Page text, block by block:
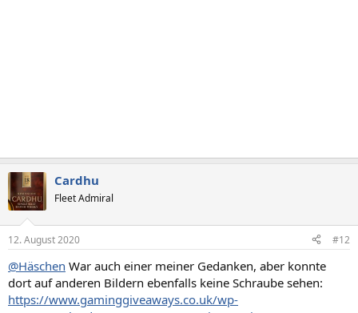
Cardhu
Fleet Admiral
12. August 2020 #12
@Häschen War auch einer meiner Gedanken, aber konnte
dort auf anderen Bildern ebenfalls keine Schraube sehen:
https://www.gaminggiveaways.co.uk/wp-